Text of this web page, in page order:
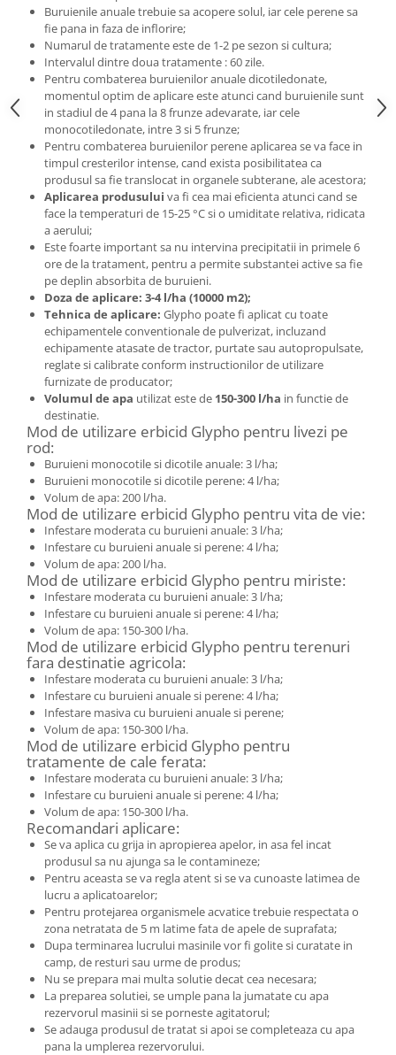
Cuști transport animale mici
Gard electric
Accesorii gard electric
Aparate gard electric
Fir gard electric
Animale de companie
Accesorii
Hrana
Suplimente si produse de uz
veterinar
Papagali
Accesorii
Hrana
Suplimente si produse de uz
veterinar
Rozatoare
Accesorii
Hrana
Fitofarmacie
Erbicide
Fungicide
Ingrasamant
Pesticide
Seminte
Flori
Fructe
Legume
Plante Aromatice
Plante furajere
Unelte si accesorii de gradina
Unelte
Alveole si ghivece
Accesorii irigatie
Accesorii solarii
Substrat
Buruienile anuale trebuie sa acopere solul, iar cele perene sa
fie pana in faza de inflorire;
Numarul de tratamente este de 1-2 pe sezon si cultura;
Intervalul dintre doua tratamente : 60 zile.
Pentru combaterea buruienilor anuale dicotiledonate,
momentul optim de aplicare este atunci cand buruienile sunt
in stadiul de 4 pana la 8 frunze adevarate, iar cele
monocotiledonate, intre 3 si 5 frunze;
Pentru combaterea buruienilor perene aplicarea se va face in
timpul cresterilor intense, cand exista posibilitatea ca
produsul sa fie translocat in organele subterane, ale acestora;
Aplicarea produsului va fi cea mai eficienta atunci cand se
face la temperaturi de 15-25 °C si o umiditate relativa, ridicata
a aerului;
Este foarte important sa nu intervina precipitatii in primele 6
ore de la tratament, pentru a permite substantei active sa fie
pe deplin absorbita de buruieni.
Doza de aplicare: 3-4 l/ha (10000 m2);
Tehnica de aplicare: Glypho poate fi aplicat cu toate
echipamentele conventionale de pulverizat, incluzand
echipamente atasate de tractor, purtate sau autopropulsate,
reglate si calibrate conform instructionilor de utilizare
furnizate de producator;
Volumul de apa utilizat este de 150-300 l/ha in functie de
destinatie.
Mod de utilizare erbicid Glypho pentru livezi pe
rod:
Buruieni monocotile si dicotile anuale: 3 l/ha;
Buruieni monocotile si dicotile perene: 4 l/ha;
Volum de apa: 200 l/ha.
Mod de utilizare erbicid Glypho pentru vita de vie:
Infestare moderata cu buruieni anuale: 3 l/ha;
Infestare cu buruieni anuale si perene: 4 l/ha;
Volum de apa: 200 l/ha.
Mod de utilizare erbicid Glypho pentru miriste:
Infestare moderata cu buruieni anuale: 3 l/ha;
Infestare cu buruieni anuale si perene: 4 l/ha;
Volum de apa: 150-300 l/ha.
Mod de utilizare erbicid Glypho pentru terenuri
fara destinatie agricola:
Infestare moderata cu buruieni anuale: 3 l/ha;
Infestare cu buruieni anuale si perene: 4 l/ha;
Infestare masiva cu buruieni anuale si perene;
Volum de apa: 150-300 l/ha.
Mod de utilizare erbicid Glypho pentru
tratamente de cale ferata:
Infestare moderata cu buruieni anuale: 3 l/ha;
Infestare cu buruieni anuale si perene: 4 l/ha;
Volum de apa: 150-300 l/ha.
Recomandari aplicare:
Se va aplica cu grija in apropierea apelor, in asa fel incat
produsul sa nu ajunga sa le contamineze;
Pentru aceasta se va regla atent si se va cunoaste latimea de
lucru a aplicatoarelor;
Pentru protejarea organismele acvatice trebuie respectata o
zona netratata de 5 m latime fata de apele de suprafata;
Dupa terminarea lucrului masinile vor fi golite si curatate in
camp, de resturi sau urme de produs;
Nu se prepara mai multa solutie decat cea necesara;
La preparea solutiei, se umple pana la jumatate cu apa
rezervorul masinii si se porneste agitatorul;
Se adauga produsul de tratat si apoi se completeaza cu apa
pana la umplerea rezervorului.